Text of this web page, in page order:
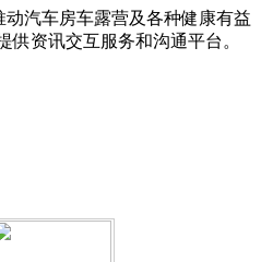
汽车房车露营及各种健康有益
资讯交互服务和沟通平台。